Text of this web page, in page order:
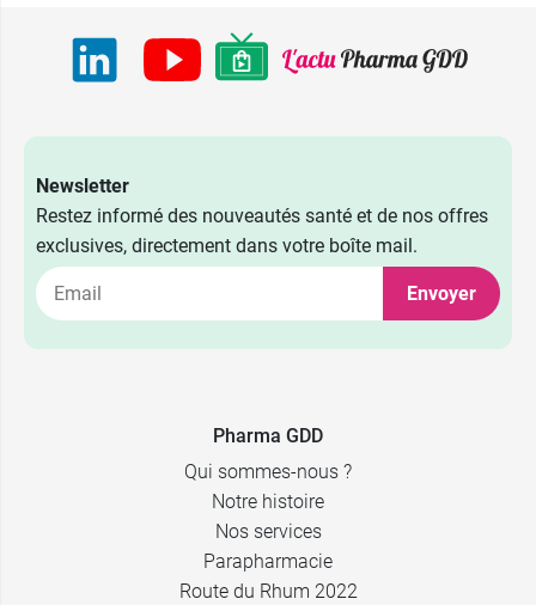
Newsletter
Restez informé des nouveautés santé et de nos offres
exclusives, directement dans votre boîte mail.
Envoyer
Pharma GDD
Qui sommes-nous ?
Notre histoire
Nos services
Parapharmacie
Route du Rhum 2022